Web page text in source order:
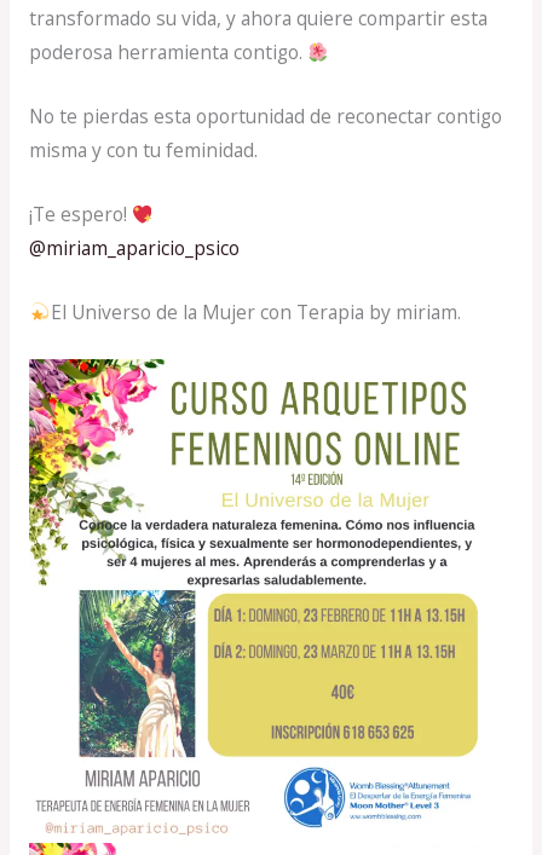
transformado su vida, y ahora quiere compartir esta
poderosa herramienta contigo.
No te pierdas esta oportunidad de reconectar contigo
misma y con tu feminidad.
¡Te espero!
@miriam_aparicio_psico
El Universo de la Mujer con Terapia by miriam.